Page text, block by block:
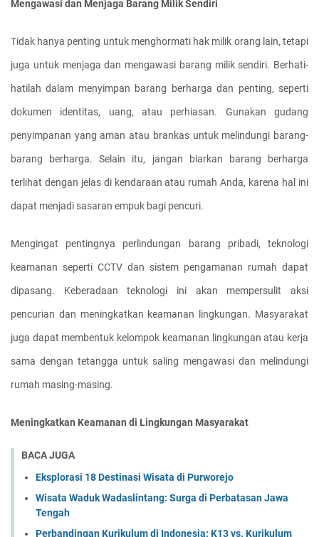
Mengawasi dan Menjaga Barang Milik Sendiri
Tidak hanya penting untuk menghormati hak milik orang lain, tetapi
juga untuk menjaga dan mengawasi barang milik sendiri. Berhati-
hatilah dalam menyimpan barang berharga dan penting, seperti
dokumen identitas, uang, atau perhiasan. Gunakan gudang
penyimpanan yang aman atau brankas untuk melindungi barang-
barang berharga. Selain itu, jangan biarkan barang berharga
terlihat dengan jelas di kendaraan atau rumah Anda, karena hal ini
dapat menjadi sasaran empuk bagi pencuri.
Mengingat pentingnya perlindungan barang pribadi, teknologi
keamanan seperti CCTV dan sistem pengamanan rumah dapat
dipasang. Keberadaan teknologi ini akan mempersulit aksi
pencurian dan meningkatkan keamanan lingkungan. Masyarakat
juga dapat membentuk kelompok keamanan lingkungan atau kerja
sama dengan tetangga untuk saling mengawasi dan melindungi
rumah masing-masing.
Meningkatkan Keamanan di Lingkungan Masyarakat
BACA JUGA
Eksplorasi 18 Destinasi Wisata di Purworejo
Wisata Waduk Wadaslintang: Surga di Perbatasan Jawa
Tengah
Perbandingan Kurikulum di Indonesia: K13 vs. Kurikulum